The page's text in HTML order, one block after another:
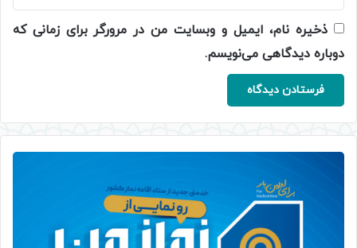
ذخیره نام، ایمیل و وبسایت من در مرورگر برای زمانی که
دوباره دیدگاهی می‌نویسم.